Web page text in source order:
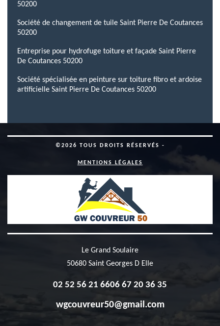
50200
Société de changement de tuile Saint Pierre De Coutances
50200
Entreprise pour hydrofuge toiture et façade Saint Pierre
De Coutances 50200
Société spécialisée en peinture sur toiture fibro et ardoise
artificielle Saint Pierre De Coutances 50200
©2026 TOUS DROITS RÉSERVÉS -
MENTIONS LÉGALES
Le Grand Soulaire
50680 Saint Georges D Elle
02 52 56 21 6606 67 20 36 35
wgcouvreur50@gmail.com